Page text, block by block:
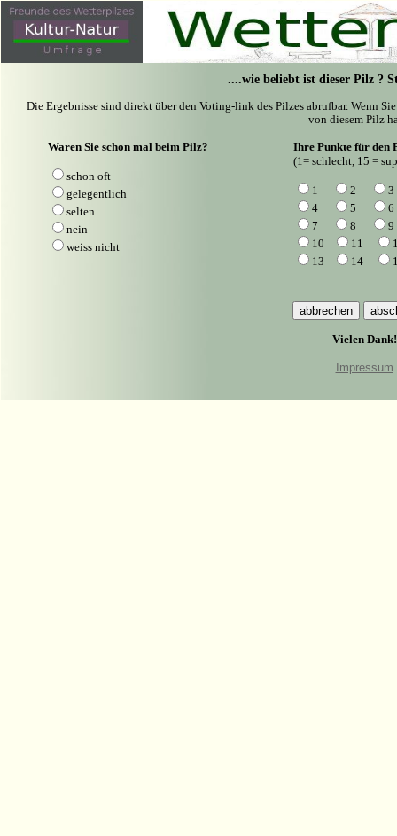
....wie beliebt ist dieser Pilz ?
Die Ergebnisse sind direkt über den Voting-link des Pilzes abrufbar. Wenn
von diesem Pilz
Waren Sie schon mal beim Pilz?
schon oft
gelegentlich
selten
nein
weiss nicht
Ihre Punkte für den
(1= schlecht, 15 =
1 2
3
4
5
6
7
8
9
10
11
13
14
Vielen Dank!
Impressum